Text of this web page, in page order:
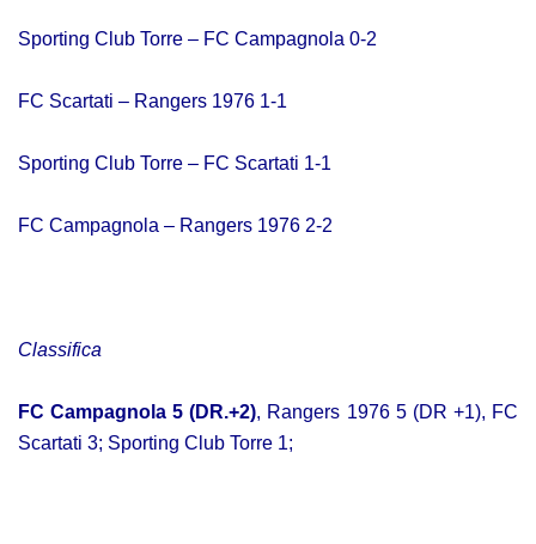
Sporting Club Torre – FC Campagnola 0-2
FC Scartati – Rangers 1976 1-1
Sporting Club Torre – FC Scartati 1-1
FC Campagnola – Rangers 1976 2-2
Classifica
FC Campagnola 5 (DR.+2), Rangers 1976 5 (DR +1), FC
Scartati 3; Sporting Club Torre 1;